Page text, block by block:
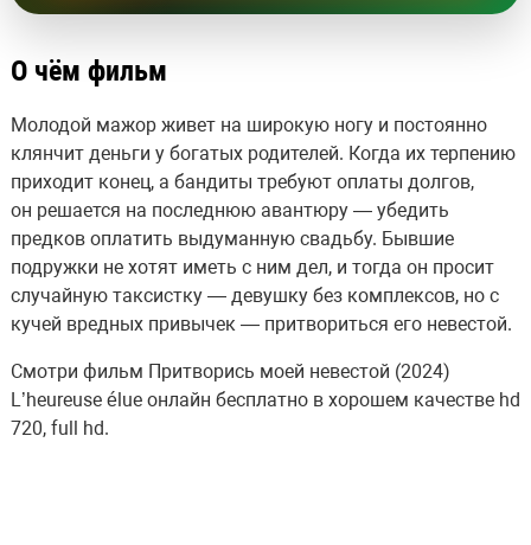
О чём фильм
Молодой мажор живет на широкую ногу и постоянно
клянчит деньги у богатых родителей. Когда их терпению
приходит конец, а бандиты требуют оплаты долгов,
он решается на последнюю авантюру — убедить
предков оплатить выдуманную свадьбу. Бывшие
подружки не хотят иметь с ним дел, и тогда он просит
случайную таксистку — девушку без комплексов, но с
кучей вредных привычек — притвориться его невестой.
Смотри фильм Притворись моей невестой (2024)
L’heureuse élue онлайн бесплатно в хорошем качестве hd
720, full hd.